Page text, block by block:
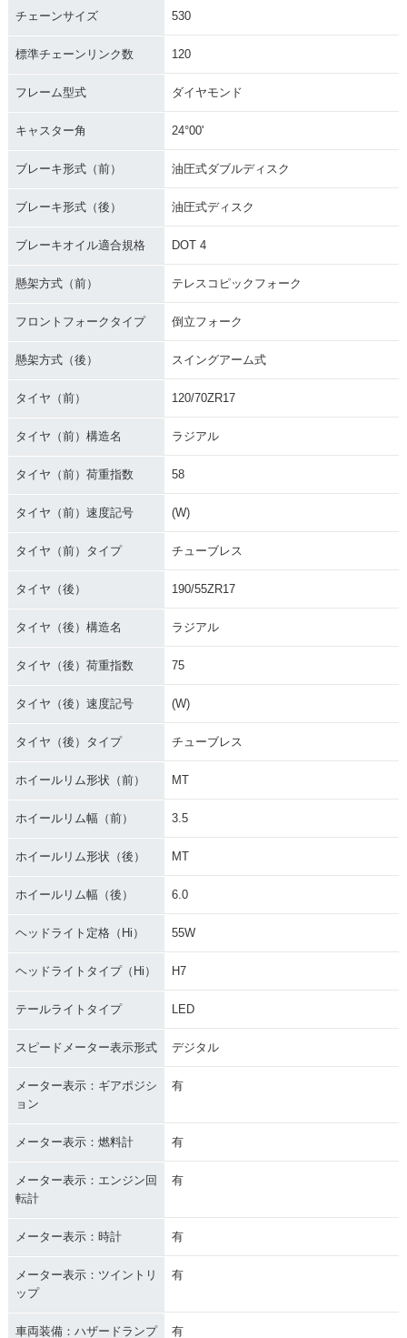
チェーンサイズ 530
標準チェーンリンク数 120
フレーム型式 ダイヤモンド
キャスター角 24°00'
ブレーキ形式（前） 油圧式ダブルディスク
ブレーキ形式（後） 油圧式ディスク
ブレーキオイル適合規格 DOT 4
懸架方式（前） テレスコピックフォーク
フロントフォークタイプ 倒立フォーク
懸架方式（後） スイングアーム式
タイヤ（前） 120/70ZR17
タイヤ（前）構造名 ラジアル
タイヤ（前）荷重指数 58
タイヤ（前）速度記号 (W)
タイヤ（前）タイプ チューブレス
タイヤ（後） 190/55ZR17
タイヤ（後）構造名 ラジアル
タイヤ（後）荷重指数 75
タイヤ（後）速度記号 (W)
タイヤ（後）タイプ チューブレス
ホイールリム形状（前） MT
ホイールリム幅（前） 3.5
ホイールリム形状（後） MT
ホイールリム幅（後） 6.0
ヘッドライト定格（Hi） 55W
ヘッドライトタイプ（Hi） H7
テールライトタイプ LED
スピードメーター表示形式 デジタル
メーター表示：ギアポジシ
ョン
有
メーター表示：燃料計 有
メーター表示：エンジン回
転計
有
メーター表示：時計 有
メーター表示：ツイントリ
ップ
有
車両装備：ハザードランプ 有